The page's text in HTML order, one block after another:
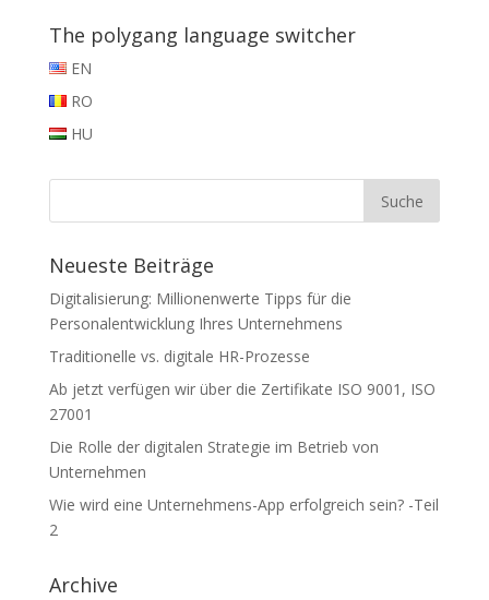
The polygang language switcher
EN
RO
HU
Neueste Beiträge
Digitalisierung: Millionenwerte Tipps für die
Personalentwicklung Ihres Unternehmens
Traditionelle vs. digitale HR-Prozesse
Ab jetzt verfügen wir über die Zertifikate ISO 9001, ISO
27001
Die Rolle der digitalen Strategie im Betrieb von
Unternehmen
Wie wird eine Unternehmens-App erfolgreich sein? -Teil
2
Archive